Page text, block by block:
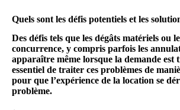
Quels sont les défis potentiels et les
Des défis tels que les dégâts matériels ou
concurrence, y compris parfois les
apparaître même lorsque la demande est
essentiel de traiter ces problèmes de
pour que l’expérience de la location se
problème.